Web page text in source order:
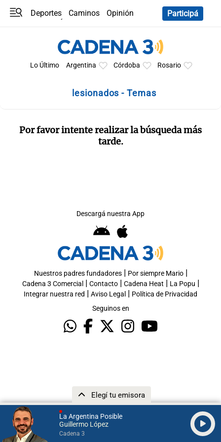
La Argentina Posible
Guillermo López
Cadena 3
Elegí tu emisora
Deportes Caminos
Opinión
Participá
Lo Último Argentina Córdoba Rosario
lesionados - Temas
Por favor intente realizar la búsqueda más
tarde.
Descargá nuestra App
Nuestros padres fundadores| Por siempre Mario|
Cadena 3 Comercial | Contacto| Cadena Heat | La Popu |
Integrar nuestra red | Aviso Legal | Política de Privacidad
Seguinos en